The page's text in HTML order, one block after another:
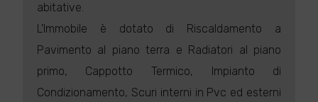
abitative.
L'Immobile è dotato di Riscaldamento a
Pavimento al piano terra e Radiatori al piano
primo, Cappotto Termico, Impianto di
Condizionamento, Scuri interni in Pvc ed esterni